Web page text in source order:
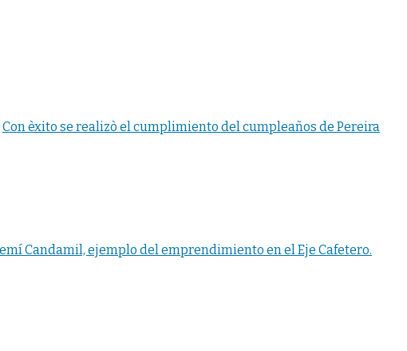
Con èxito se realizò el cumplimiento del cumpleaños de Pereira
Candamil, ejemplo del emprendimiento en el Eje Cafetero.